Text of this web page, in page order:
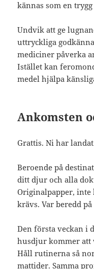
kännas som en
Undvik att ge
uttryckliga
mediciner påverka
Istället kan
medel hjälpa
Ankomsten
Grattis. Ni har
Beroende på
ditt djur och alla
Originalpapper, inte
krävs. Var beredd
Den första veckan i
husdjur kommer att
Håll rutinerna så
mattider. Samma